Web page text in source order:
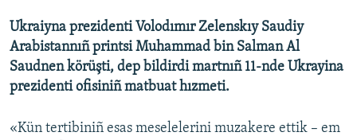
Ukraiyna prezidenti Volodımır Zelenskıy Saudiy
Arabistannıñ printsi Muhammad bin Salman Al
Saudnen körüşti, dep bildirdi martnıñ 11-nde Ukrayina
prezidenti ofisiniñ matbuat hızmeti.
«Kün tertibiniñ esas meselelerini muzakere ettik – em